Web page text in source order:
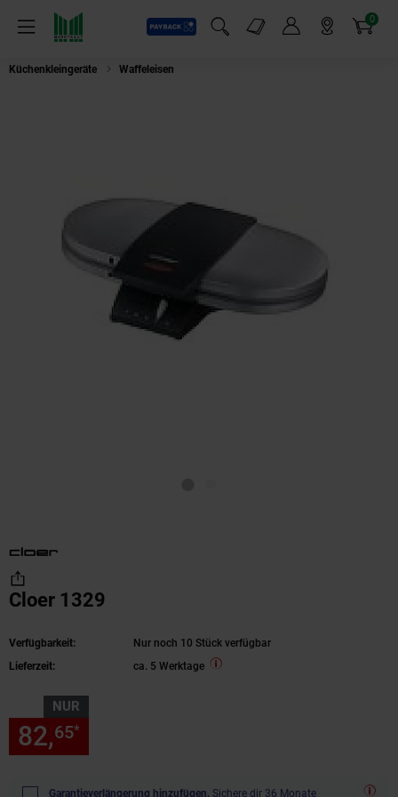
Menü
Payback
Suchfeld einblenden
Markt-Angebote 0
Artikel
Küchenkleingeräte Waffeleisen
Cloer 1329
Verfügbarkeit:
Nur noch 10 Stück verfügbar
Lieferzeit:
ca. 5 Werktage
NUR
82,65*
Garantieverlängerung hinzufügen. Sichere dir 36 Monate